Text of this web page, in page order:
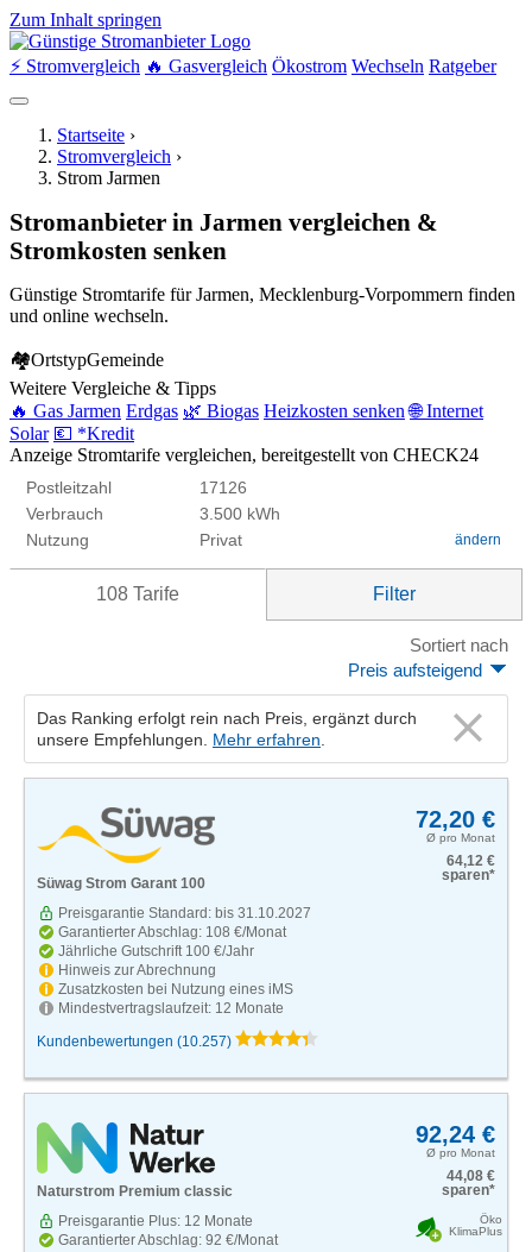
Zum Inhalt springen
⚡ Stromvergleich 🔥 Gasvergleich Ökostrom Wechseln Ratgeber
Startseite ›
Stromvergleich ›
Strom Jarmen
Stromanbieter in Jarmen vergleichen &
Stromkosten senken
Günstige Stromtarife für Jarmen, Mecklenburg-Vorpommern finden
und online wechseln.
🏘OrtstypGemeinde
Weitere Vergleiche & Tipps
🔥 Gas Jarmen Erdgas 🌿 Biogas Heizkosten senken 🌐 Internet
Solar 💶 *Kredit
Anzeige Stromtarife vergleichen, bereitgestellt von CHECK24